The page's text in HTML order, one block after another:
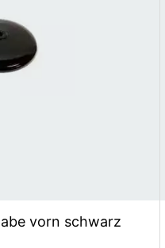
vorn schwarz